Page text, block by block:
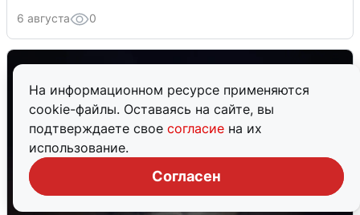
На информационном ресурсе применяются
cookie-файлы. Оставаясь на сайте, вы
подтверждаете свое согласие на их
использование.
Согласен
6 августа 0